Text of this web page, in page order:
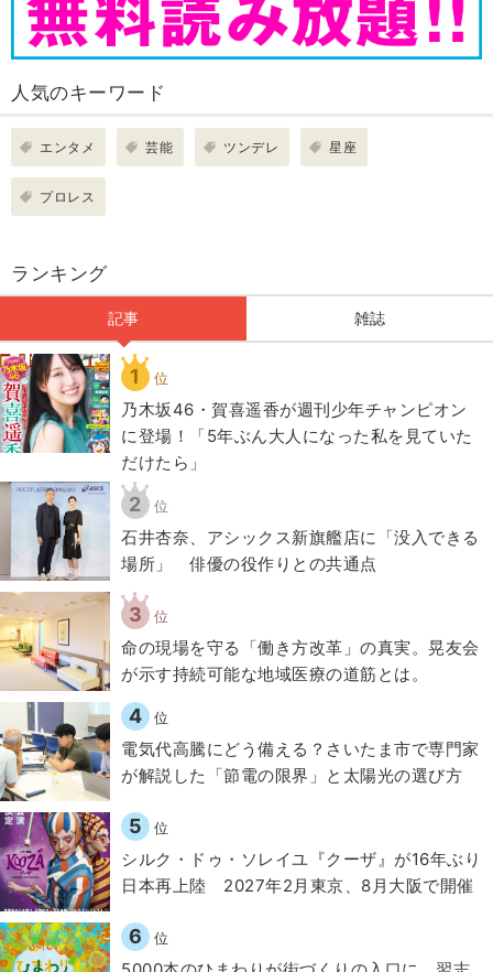
人気のキーワード
エンタメ 芸能 ツンデレ 星座
プロレス
ランキング
記事 雑誌
1 位
乃木坂46・賀喜遥香が週刊少年チャンピオン
に登場！「5年ぶん大人になった私を見ていた
だけたら」
2 位
石井杏奈、アシックス新旗艦店に「没入できる
場所」 俳優の役作りとの共通点
3 位
​命の現場を守る「働き方改革」の真実。晃友会
が示す持続可能な地域医療の道筋とは。
4 位
電気代高騰にどう備える？さいたま市で専門家
が解説した「節電の限界」と太陽光の選び方
5 位
シルク・ドゥ・ソレイユ『クーザ』が16年ぶり
日本再上陸 2027年2月東京、8月大阪で開催
6 位